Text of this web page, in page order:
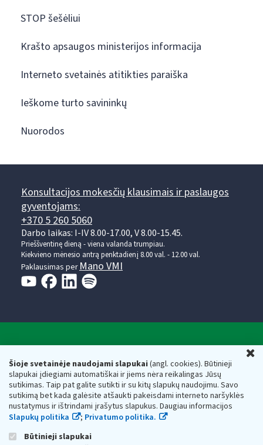
Šioje svetainėje naudojami slapukai(angl. cookies). Būtinieji
slapukai įdiegiami automatiškai ir jiems nėra reikalingas Jūsų
sutikimas. Taip pat galite sutikti ir su kitų slapukų naudojimu. Savo
sutikimą bet kada galėsite atšaukti pakeisdami interneto naršyklės
nustatymus ir ištrindami įrašytus slapukus. Daugiau informacijos
Slapukų politika
; Privatumo politika.
Būtinieji slapukai
STOP šešėliui
Krašto apsaugos ministerijos informacija
Interneto svetainės atitikties paraiška
Ieškome turto savininkų
Nuorodos
Konsultacijos mokesčių klausimais ir paslaugos
gyventojams:
+370 5 260 5060
Darbo laikas: I-IV 8.00-17.00, V 8.00-15.45.
Prieššventinę dieną - viena valanda trumpiau.
Kiekvieno mėnesio antrą penktadienį 8.00 val. - 12.00 val.
Paklausimas per Mano VMI
Respublikos finansų ministerijos
Biudžetinė įstaiga. Juridinio asmens kodas — 188659752,
adresas: Vasario 16-osios g. 14, 01107 Vilnius, Lietuva, el.paštas:
vmi@vmi.lt, E. pristatymo dėžutės adresas 188659752
Duomenys apie Valstybinę mokesčių inspekciją prie Lietuvos
Respublikos finansų ministerijos kaupiami ir saugomi Juridinių